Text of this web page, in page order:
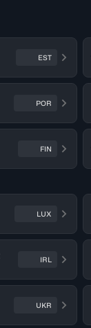
EST
POR
FIN
LUX
IRL
UKR